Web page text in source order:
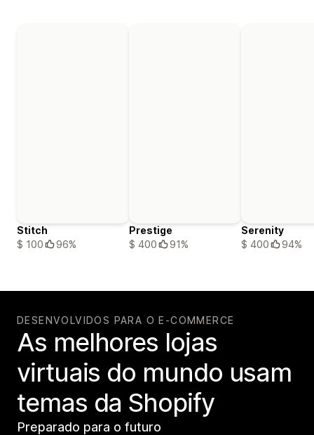
Stitch
$ 100
96%
Prestige
$ 400
91%
Serenity
$ 400
94%
DESENVOLVIDOS PARA O E-COMMERCE
As melhores lojas
virtuais do mundo usam
temas da Shopify
Preparado para o futuro